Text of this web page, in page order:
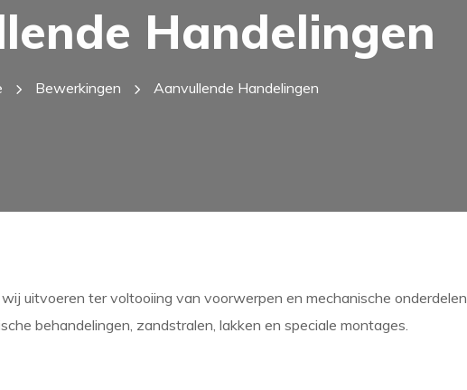
Handelingen
Bewerkingen Aanvullende Handelingen
uitvoeren ter voltooiing van voorwerpen en mechanische onderdelen,
behandelingen, zandstralen, lakken en speciale montages.